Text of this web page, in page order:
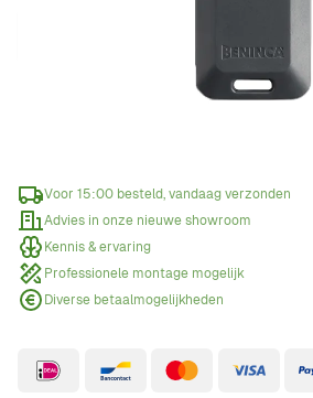
Offerte aanvragen
Voor 15:00 besteld, vandaag verzonden
Advies in onze nieuwe showroom
Kennis & ervaring
Professionele montage mogelijk
Diverse betaalmogelijkheden